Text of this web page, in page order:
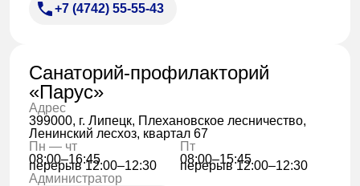
+7 (4742) 55-55-43
Санаторий-профилакторий
«Парус»
Адрес
399000, г. Липецк, Плехановское лесничество,
Ленинский лесхоз, квартал 67
Пн — чт
08:00–16:45
перерыв 12:00–12:30
Пт
08:00–15:45
перерыв 12:00–12:30
Администратор